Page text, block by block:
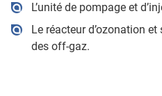
L’unité de pompage et
Le réacteur d’ozonation
des off-gaz.